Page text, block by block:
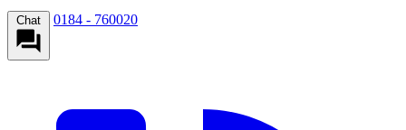
Chat 0184 - 760020